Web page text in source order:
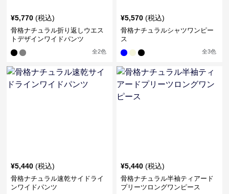
¥5,770 (税込)
骨格ナチュラル折り返しウエス
トデザインワイドパンツ
全2色
¥5,570 (税込)
骨格ナチュラルシャツワンピー
ス
全3色
¥5,440 (税込)
骨格ナチュラル速乾サイドライ
ンワイドパンツ
¥5,440 (税込)
骨格ナチュラル半袖ティアード
プリーツロングワンピース